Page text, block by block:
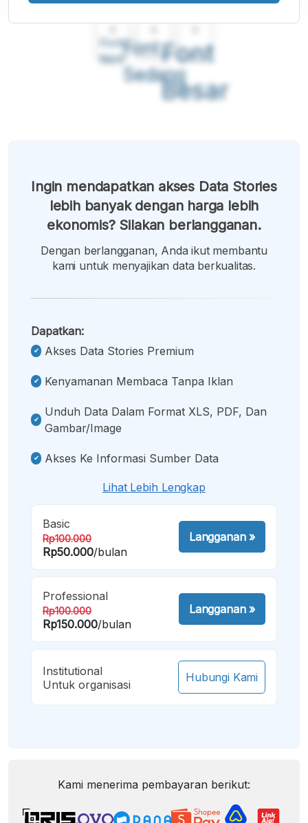
Font
Kecil
Font
Sedang
Font
Besar
Ingin mendapatkan akses Data Stories
lebih banyak dengan harga lebih
ekonomis? Silakan berlangganan.
Dengan berlangganan, Anda ikut membantu
kami untuk menyajikan data berkualitas.
Dapatkan:
Akses Data Stories Premium
Kenyamanan Membaca Tanpa Iklan
Unduh Data Dalam Format XLS, PDF, Dan
Gambar/image
Akses Ke Informasi Sumber Data
Lihat Lebih Lengkap
Basic
Rp100.000
Rp50.000/bulan
Langganan»
Professional
Rp100.000
Rp150.000/bulan
Langganan»
Institutional
Untuk organisasi
Hubungi Kami
Kami menerima pembayaran berikut: